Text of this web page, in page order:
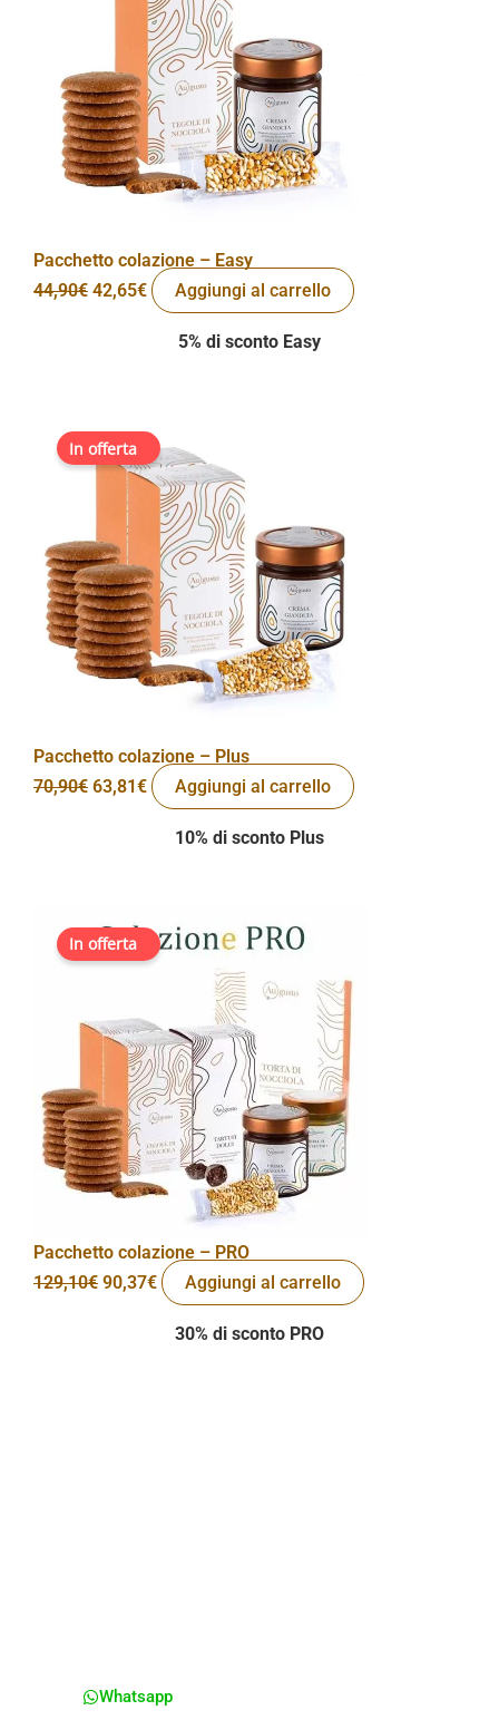
Pacchetto colazione – Easy
44,90€
44,90€.
42,65€
è:
42,65€.
Aggiungi al carrello
5% di sconto Easy
In vendita!
Pacchetto colazione – Plus
70,90€
prezzo
originale
70,90€.
63,81€
prezzo
attuale
è:
63,81€.
Aggiungi al carrello
10% di sconto Plus
In vendita!
Pacchetto colazione – PRO
129,10€
prezzo
129,10€.
90,37€
prezzo
90,37€.
Aggiungi al carrello
30% di sconto PRO
Whatsapp